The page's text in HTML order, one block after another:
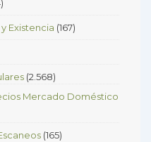
Existencia (167)
(2.568)
Mercado Doméstico
(165)